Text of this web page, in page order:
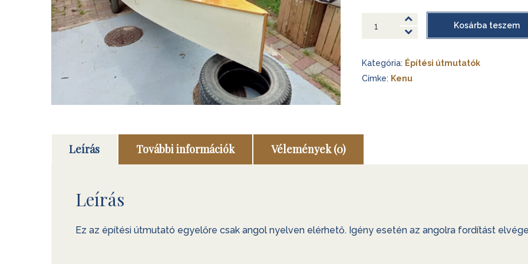
Egy Melonseed Skiff építése
Smaragdbogár
mennyiség
Kosárba teszem
Kategória: Építési útmutatók
Címke: Kenu
Leírás További információk Vélemények (0)
Leírás
Ez az építési útmutató egyelőre csak angol nyelven elérhető. Igény esetén az angolra fordítást